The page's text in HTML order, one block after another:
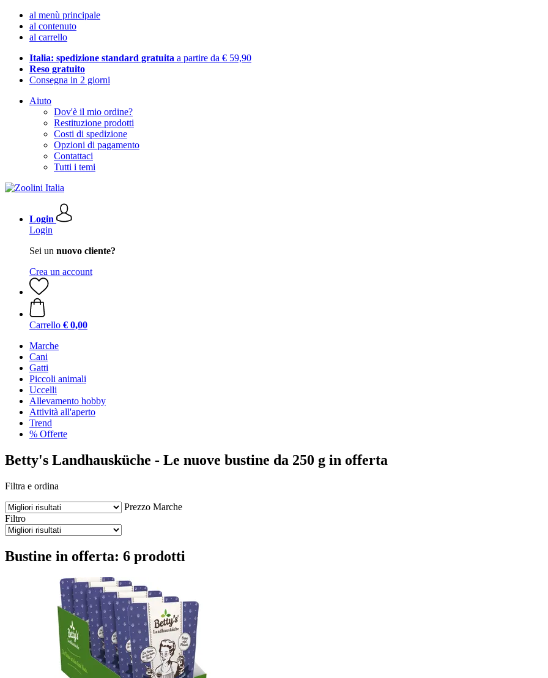
al menù principale
al contenuto
al carrello
Italia: spedizione standard gratuita a partire da € 59,90
Reso gratuito
Consegna in 2 giorni
Aiuto
Dov'è il mio ordine?
Restituzione prodotti
Costi di spedizione
Opzioni di pagamento
Contattaci
Tutti i temi
Login
Login
Sei un nuovo cliente?
Crea un account
Carrello € 0,00
Marche
Cani
Gatti
Piccoli animali
Uccelli
Allevamento hobby
Attività all'aperto
Trend
% Offerte
Betty's Landhausküche - Le nuove bustine da 250 g in offerta
Filtra e ordina
Prezzo Marche
Filtro
Bustine in offerta: 6 prodotti